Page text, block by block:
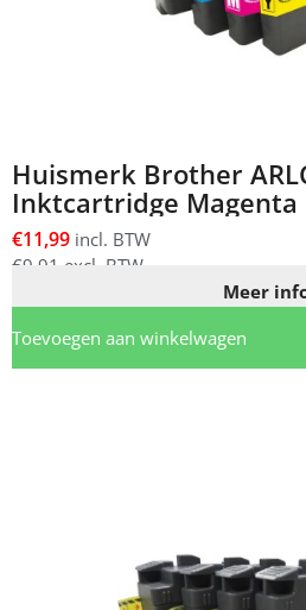
Huismerk Brother
Inktcartridge Magenta
€11,99 incl. BTW
€9,91 excl. BTW
Meer
Toevoegen aan winkelwagen